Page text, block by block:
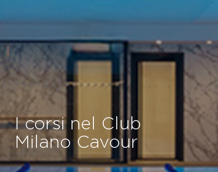
I corsi nel Club
Milano Cavour